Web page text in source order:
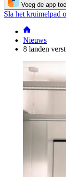
Voeg de app
Sla het kruimelpad
Nieuws
8 landen